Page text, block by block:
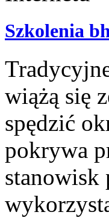
Szkolenia
wiążą się
spędzić
pokrywa
stanowisk